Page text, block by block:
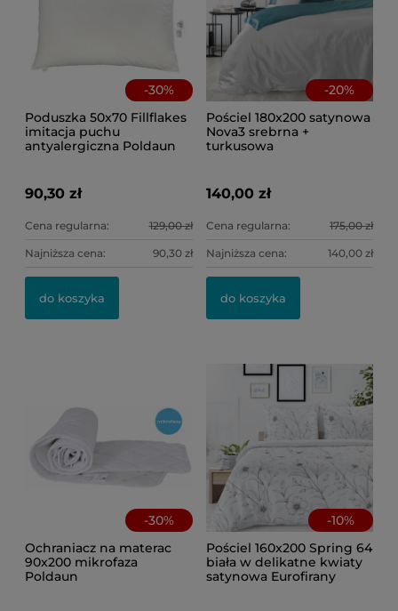
-30%
Poduszka 50x70 Fillflakes
imitacja puchu
antyalergiczna Poldaun
90,30 zł
Cena regularna: 129,00 zł
Najniższa cena: 90,30 zł
do koszyka
-20%
Pościel 180x200 satynowa
Nova3 srebrna +
turkusowa
140,00 zł
Cena regularna: 175,00 zł
Najniższa cena: 140,00 zł
do koszyka
-30%
Ochraniacz na materac
90x200 mikrofaza
Poldaun
-10%
Pościel 160x200 Spring 64
biała w delikatne kwiaty
satynowa Eurofirany